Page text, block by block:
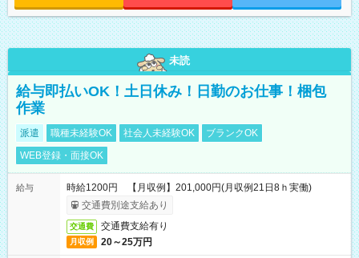
未読
給与即払いOK！土日休み！日勤のお仕事！梱包
作業
派遣 職種未経験OK 社会人未経験OK
ブランクOK
WEB登録・面接OK
給与
時給1200円 【月収例】201,000円(月収例21日8ｈ実働)
交通費別途支給あり
交通費 交通費支給有り
月収例 20～25万円